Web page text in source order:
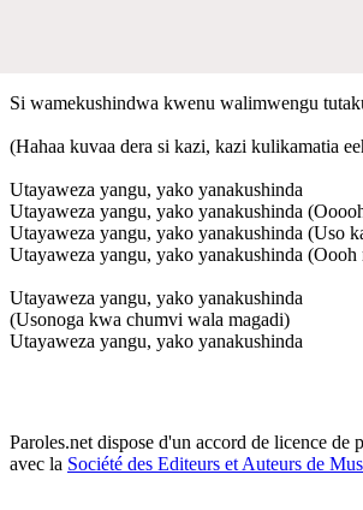
Si wamekushindwa kwenu walimwengu
(Hahaa kuvaa dera si kazi, kazi kulikamatia
Utayaweza yangu, yako yanakushinda
Utayaweza yangu, yako yanakushinda
Utayaweza yangu, yako yanakushinda (Uso
Utayaweza yangu, yako yanakushinda
Utayaweza yangu, yako yanakushinda
(Usonoga kwa chumvi wala magadi)
Utayaweza yangu, yako yanakushinda
Paroles.net dispose d'un accord de licence de
avec la Société des Editeurs et Auteurs de